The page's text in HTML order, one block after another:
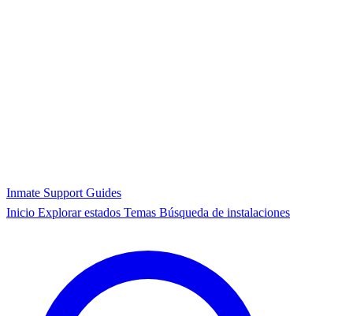
Inmate Support Guides
Inicio Explorar estados Temas Búsqueda de instalaciones